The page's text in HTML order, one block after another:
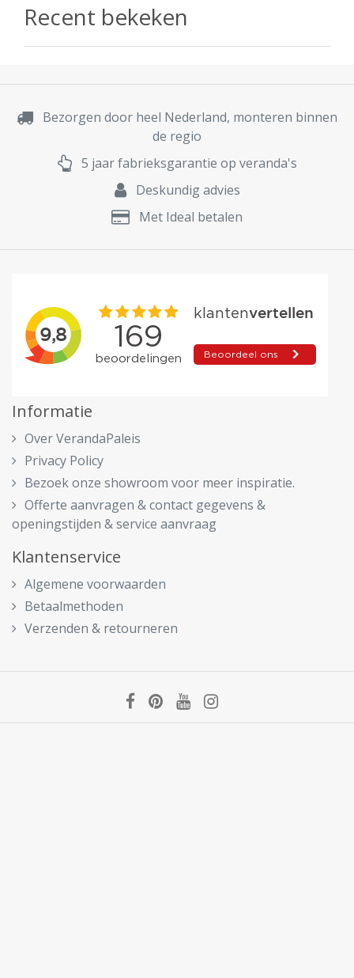
Recent bekeken
Bezorgen door heel Nederland, monteren binnen
de regio
5 jaar fabrieksgarantie op veranda's
Deskundig advies
Met Ideal betalen
Informatie
Over VerandaPaleis
Privacy Policy
Bezoek onze showroom voor meer inspiratie.
Offerte aanvragen & contact gegevens &
openingstijden & service aanvraag
Klantenservice
Algemene voorwaarden
Betaalmethoden
Verzenden & retourneren